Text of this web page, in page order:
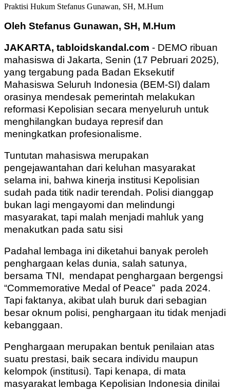
Praktisi Hukum Stefanus Gunawan, SH, M.Hum
Oleh Stefanus Gunawan, SH, M.Hum
JAKARTA, tabloidskandal.com - DEMO ribuan
mahasiswa di Jakarta, Senin (17 Pebruari 2025),
yang tergabung pada Badan Eksekutif
Mahasiswa Seluruh Indonesia (BEM-SI) dalam
orasinya mendesak pemerintah melakukan
reformasi Kepolisian secara menyeluruh untuk
menghilangkan budaya represif dan
meningkatkan profesionalisme.
Tuntutan mahasiswa merupakan
pengejawantahan dari keluhan masyarakat
selama ini, bahwa kinerja institusi Kepolisian
sudah pada titik nadir terendah. Polisi dianggap
bukan lagi mengayomi dan melindungi
masyarakat, tapi malah menjadi mahluk yang
menakutkan pada satu sisi
Padahal lembaga ini diketahui banyak peroleh
penghargaan kelas dunia, salah satunya,
bersama TNI, mendapat penghargaan bergengsi
“Commemorative Medal of Peace” pada 2024.
Tapi faktanya, akibat ulah buruk dari sebagian
besar oknum polisi, penghargaan itu tidak menjadi
kebanggaan.
Penghargaan merupakan bentuk penilaian atas
suatu prestasi, baik secara individu maupun
kelompok (institusi). Tapi kenapa, di mata
masyarakat lembaga Kepolisian Indonesia dinilai